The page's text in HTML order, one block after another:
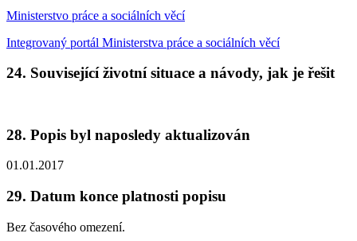
Ministerstvo práce a sociálních věcí
Integrovaný portál Ministerstva práce a sociálních věcí
24. Související životní situace a návody, jak je řešit
28. Popis byl naposledy aktualizován
01.01.2017
29. Datum konce platnosti popisu
Bez časového omezení.